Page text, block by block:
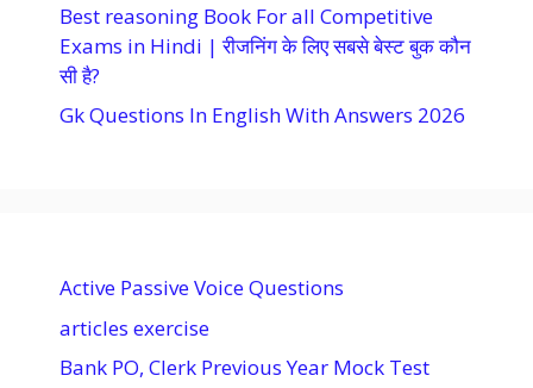
Best reasoning Book For all Competitive
Exams in Hindi | रीजनिंग के लिए सबसे बेस्ट बुक कौन
सी है?
Gk Questions In English With Answers 2026
Active Passive Voice Questions
articles exercise
Bank PO, Clerk Previous Year Mock Test